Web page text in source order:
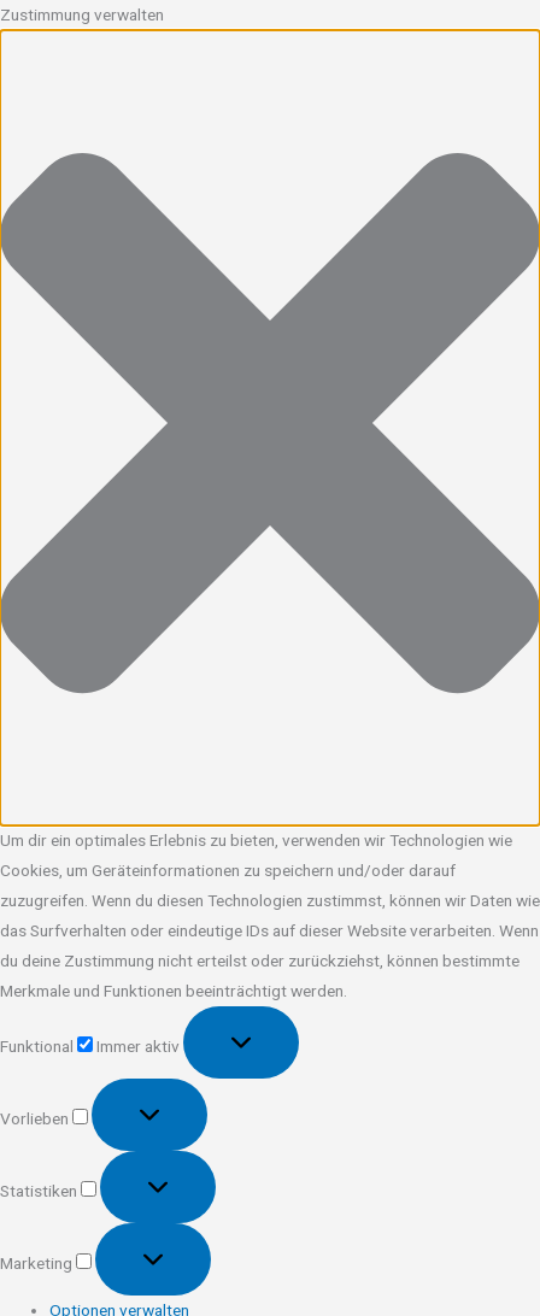
Zustimmung verwalten
Um dir ein optimales Erlebnis zu bieten, verwenden wir Technologien wie
Cookies, um Geräteinformationen zu speichern und/oder darauf
zuzugreifen. Wenn du diesen Technologien zustimmst, können wir Daten wie
das Surfverhalten oder eindeutige IDs auf dieser Website verarbeiten. Wenn
du deine Zustimmung nicht erteilst oder zurückziehst, können bestimmte
Merkmale und Funktionen beeinträchtigt werden.
Funktional
Immer aktiv
Vorlieben
Vorlieben
Statistiken
Statistiken
Marketing
Marketing
Optionen verwalten